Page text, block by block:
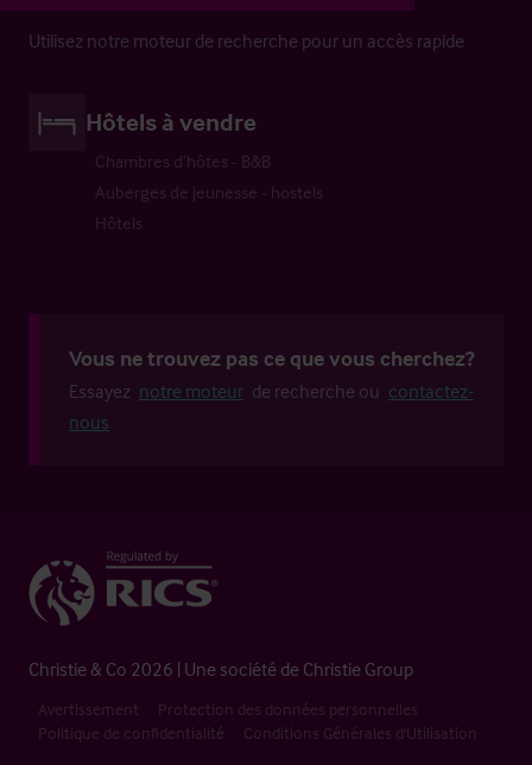
Utilisez notre moteur de recherche pour un accès rapide
Hôtels à vendre
Chambres d’hôtes - B&B
Auberges de jeunesse - hostels
Hôtels
Vous ne trouvez pas ce que vous cherchez?
Essayez notre moteur de recherche ou contactez-
nous
Christie & Co 2026 | Une société de Christie Group
Avertissement
Protection des données personnelles
Politique de confidentialité
Conditions Générales d'Utilisation